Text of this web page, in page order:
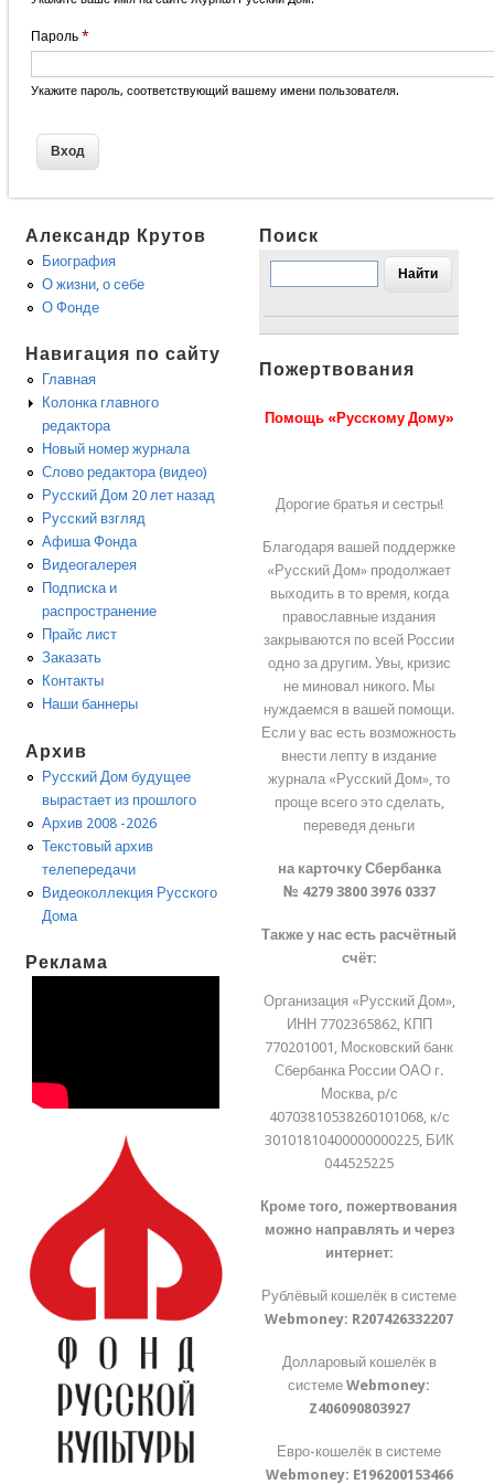
Пароль *
Укажите пароль, соответствующий вашему имени пользователя.
Александр Крутов
Биография
О жизни, о себе
О Фонде
Навигация по сайту
Главная
Колонка главного
редактора
Новый номер журнала
Слово редактора (видео)
Русский Дом 20 лет назад
Русский взгляд
Афиша Фонда
Видеогалерея
Подписка и
распространение
Прайс лист
Заказать
Контакты
Наши баннеры
Архив
Русский Дом будущее
вырастает из прошлого
Архив 2008 -2026
Текстовый архив
телепередачи
Видеоколлекция Русского
Дома
Реклама
Поиск
Пожертвования
Помощь «Русскому Дому»
Дорогие братья и сестры!
Благодаря вашей поддержке
«Русский Дом» продолжает
выходить в то время, когда
православные издания
закрываются по всей России
одно за другим. Увы, кризис
не миновал никого. Мы
нуждаемся в вашей помощи.
Если у вас есть возможность
внести лепту в издание
журнала «Русский Дом», то
проще всего это сделать,
переведя деньги
на карточку Сбербанка
№ 4279 3800 3976 0337
Также у нас есть расчётный
счёт:
Организация «Русский Дом»,
ИНН 7702365862, КПП
770201001, Московский банк
Сбербанка России ОАО г.
Москва, р/с
40703810538260101068, к/с
30101810400000000225, БИК
044525225
Кроме того, пожертвования
можно направлять и через
интернет:
Рублёвый кошелёк в системе
Webmoney: R207426332207
Долларовый кошелёк в
системеWebmoney:
Z406090803927
Евро-кошелёк в системе
Webmoney: E196200153466